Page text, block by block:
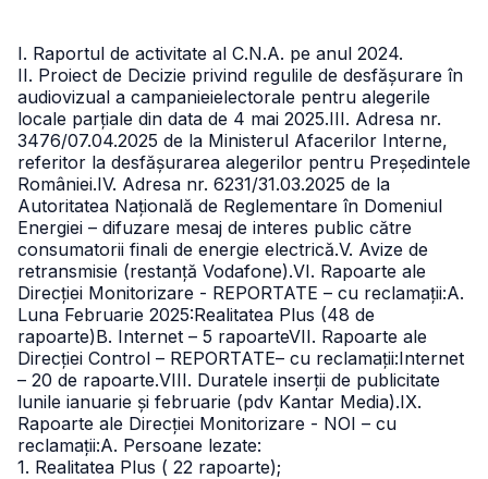
I. Raportul de activitate al C.N.A. pe anul 2024.
II. Proiect de Decizie privind regulile de desfășurare în
audiovizual a campanieielectorale pentru alegerile
locale parțiale din data de 4 mai 2025.III. Adresa nr.
3476/07.04.2025 de la Ministerul Afacerilor Interne,
referitor la desfășurarea alegerilor pentru Președintele
României.IV. Adresa nr. 6231/31.03.2025 de la
Autoritatea Națională de Reglementare în Domeniul
Energiei – difuzare mesaj de interes public către
consumatorii finali de energie electrică.V. Avize de
retransmisie (restanță Vodafone).VI. Rapoarte ale
Direcției Monitorizare - REPORTATE – cu reclamații:A.
Luna Februarie 2025:Realitatea Plus (48 de
rapoarte)B. Internet – 5 rapoarteVII. Rapoarte ale
Direcției Control – REPORTATE– cu reclamații:Internet
– 20 de rapoarte.VIII. Duratele inserții de publicitate
lunile ianuarie și februarie (pdv Kantar Media).IX.
Rapoarte ale Direcției Monitorizare - NOI – cu
reclamații:A. Persoane lezate:
1. Realitatea Plus ( 22 rapoarte);